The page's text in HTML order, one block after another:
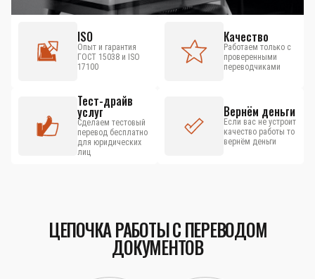
ISO
Опыт и гарантия
ГОСТ 15038 и ISO
17100
Качество
Работаем только с
проверенными
переводчиками
Тест-драйв
услуг
Сделаем тестовый
перевод бесплатно
для юридических
лиц
Вернём деньги
Если вас не устроит
качество работы то
вернём деньги
ЦЕПОЧКА РАБОТЫ С ПЕРЕВОДОМ
ДОКУМЕНТОВ